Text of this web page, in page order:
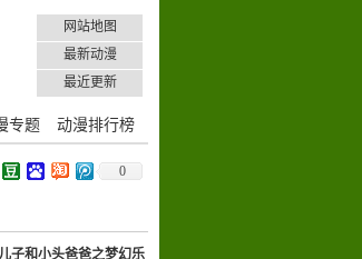
网站地图
最新动漫
最近更新
专题 动漫排行榜
0
子和小头爸爸之梦幻乐